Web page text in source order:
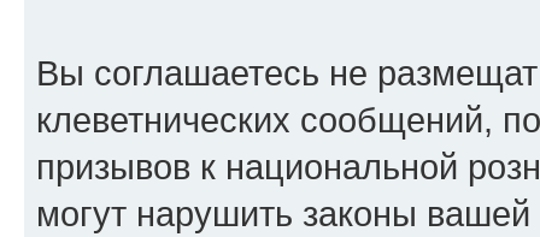
Вы соглашаетесь не
клеветнических сообщений,
призывов к национальной
могут нарушить законы